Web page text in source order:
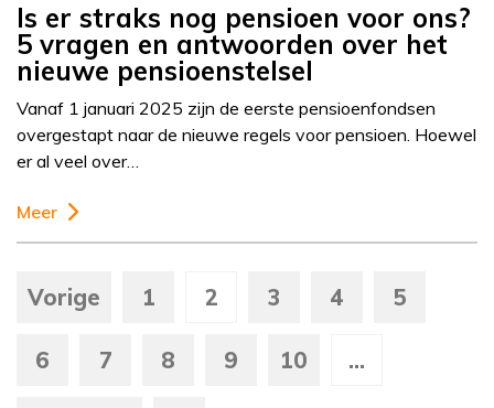
Is er straks nog pensioen voor ons?
5 vragen en antwoorden over het
nieuwe pensioenstelsel
Vanaf 1 januari 2025 zijn de eerste pensioenfondsen
overgestapt naar de nieuwe regels voor pensioen. Hoewel
er al veel over…
Meer
Vorige 1 2 3 4 5
6 7 8 9 10 ...